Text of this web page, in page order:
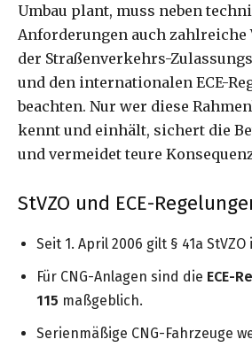
Umbau plant, muss neben
Anforderungen auch zahlreiche
der Straßenverkehrs-
und den internationalen ECE-
beachten. Nur wer diese
kennt und einhält, sichert die
und vermeidet teure
StVZO und ECE-
Seit 1. April 2006 gilt § 41a
Für CNG-Anlagen sind die ECE-
115 maßgeblich.
Serienmäßige CNG-Fahrzeuge